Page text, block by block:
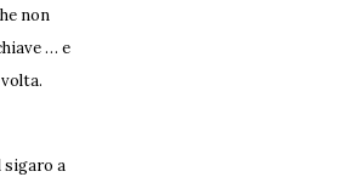
non
… e
sigaro a